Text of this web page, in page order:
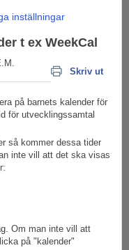
inställningar
t ex WeekCal
Skriv ut
på barnets kalender för
för utvecklingssamtal
så kommer dessa tider
inte vill att det ska visas
Om man inte vill att
på "kalender"